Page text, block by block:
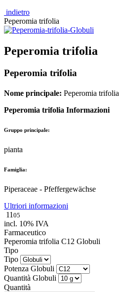
indietro
Peperomia trifolia
Peperomia trifolia
Peperomia trifolia
Nome principale: Peperomia trifolia
Peperomia trifolia Informazioni
Gruppo principale:
pianta
Famiglia:
Piperaceae - Pfeffergewächse
Ultriori informazioni
11 05
incl. 10% IVA
Farmaceutico
Peperomia trifolia C12 Globuli
Tipo
Tipo
Potenza Globuli
Quantità Globuli
Quantità